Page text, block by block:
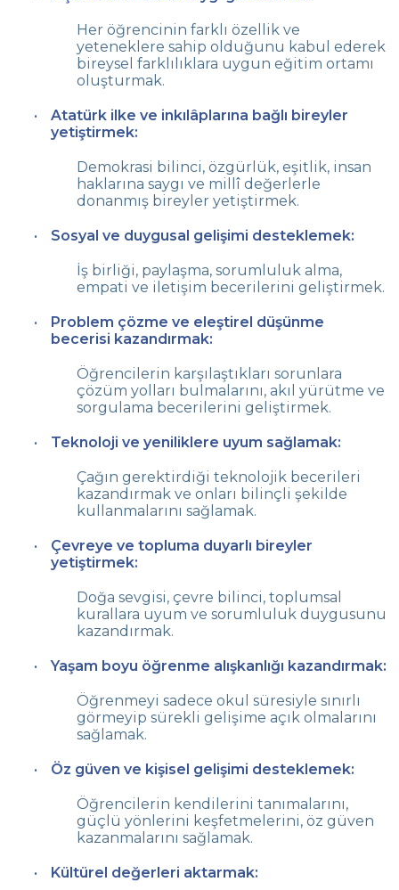
MÜZİK
GÖRSEL SANATLAR
Her öğrencinin farklı özellik ve
yeteneklere sahip olduğunu kabul ederek
bireysel farklılıklara uygun eğitim ortamı
oluşturmak.
Atatürk ilke ve inkılâplarına bağlı bireyler
yetiştirmek:
Demokrasi bilinci, özgürlük, eşitlik, insan
haklarına saygı ve millî değerlerle
donanmış bireyler yetiştirmek.
Sosyal ve duygusal gelişimi desteklemek:
İş birliği, paylaşma, sorumluluk alma,
empati ve iletişim becerilerini geliştirmek.
Problem çözme ve eleştirel düşünme
becerisi kazandırmak:
Öğrencilerin karşılaştıkları sorunlara
çözüm yolları bulmalarını, akıl yürütme ve
sorgulama becerilerini geliştirmek.
Teknoloji ve yeniliklere uyum sağlamak:
Çağın gerektirdiği teknolojik becerileri
kazandırmak ve onları bilinçli şekilde
kullanmalarını sağlamak.
Çevreye ve topluma duyarlı bireyler
yetiştirmek:
Doğa sevgisi, çevre bilinci, toplumsal
kurallara uyum ve sorumluluk duygusunu
kazandırmak.
Yaşam boyu öğrenme alışkanlığı kazandırmak:
Öğrenmeyi sadece okul süresiyle sınırlı
görmeyip sürekli gelişime açık olmalarını
sağlamak.
Öz güven ve kişisel gelişimi desteklemek:
Öğrencilerin kendilerini tanımalarını,
güçlü yönlerini keşfetmelerini, öz güven
kazanmalarını sağlamak.
Kültürel değerleri aktarmak: